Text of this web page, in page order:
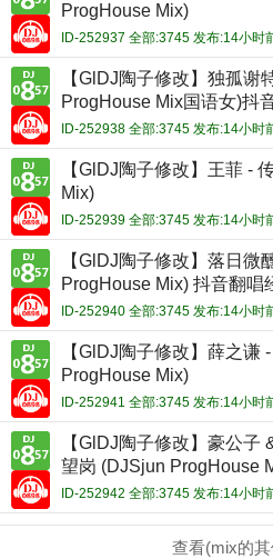
ProgHouse Mix)
ID-252937 全部:3745 发布:14小时
【GlDJ陶子修改】独孤谢
ProgHouse Mix国语女)抖
ID-252938 全部:3745 发布:14小时
【GlDJ陶子修改】王菲 -
Mix)
ID-252939 全部:3745 发布:14小时
【GlDJ陶子修改】落日微
ProgHouse Mix) 抖音翻唱
ID-252940 全部:3745 发布:14小时
【GlDJ陶子修改】薛之谦
ProgHouse Mix)
ID-252941 全部:3745 发布:14小时
【GlDJ陶子修改】豪公子
望岗 (DJSjun ProgHouse
ID-252942 全部:3745 发布:14小时
查看(mix的